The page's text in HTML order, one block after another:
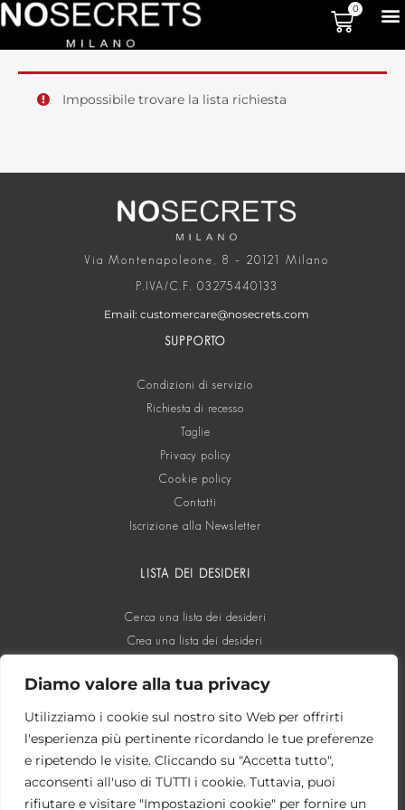
Diamo valore alla tua privacy
Utilizziamo i cookie sul nostro sito Web per offrirti
l'esperienza più pertinente ricordando le tue preferenze
e ripetendo le visite. Cliccando su "Accetta tutto",
acconsenti all'uso di TUTTI i cookie. Tuttavia, puoi
rifiutare e visitare "Impostazioni cookie" per fornire un
0
Impossibile trovare la lista richiesta
Via Montenapoleone, 8 – 20121 Milano
P.IVA/C.F. 03275440133
Email: customercare@nosecrets.com
SUPPORTO
Condizioni di servizio
Richiesta di recesso
Taglie
Privacy policy
Cookie policy
Contatti
Iscrizione alla Newsletter
LISTA DEI DESIDERI
Cerca una lista dei desideri
Crea una lista dei desideri
SOCIAL